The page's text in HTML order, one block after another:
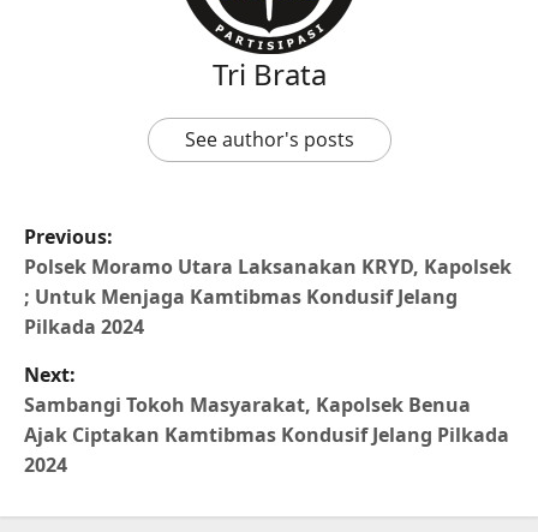
Tri Brata
See author's posts
Previous:
Polsek Moramo Utara Laksanakan KRYD, Kapolsek
; Untuk Menjaga Kamtibmas Kondusif Jelang
Pilkada 2024
Next:
Sambangi Tokoh Masyarakat, Kapolsek Benua
Ajak Ciptakan Kamtibmas Kondusif Jelang Pilkada
2024